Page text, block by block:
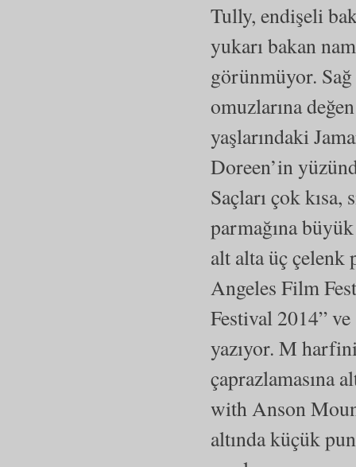
Tully, endişeli
yukarı bakan
görünmüyor. Sağ
omuzlarına
yaşlarındaki
Doreen’in
Saçları çok
parmağına
alt alta üç çelenk
Angeles Film
Festival 2014”
yazıyor. M
çaprazlamasına
with Anson
altında küçük